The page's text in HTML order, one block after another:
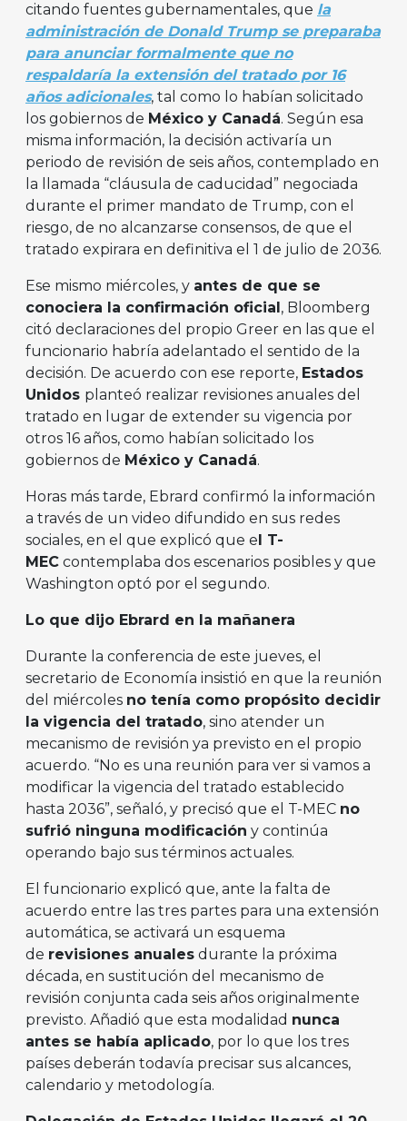
citando fuentes gubernamentales, que la
administración de Donald Trump se preparaba
para anunciar formalmente que no
respaldaría la extensión del tratado por 16
años adicionales, tal como lo habían solicitado
los gobiernos de México y Canadá. Según esa
misma información, la decisión activaría un
periodo de revisión de seis años, contemplado en
la llamada “cláusula de caducidad” negociada
durante el primer mandato de Trump, con el
riesgo, de no alcanzarse consensos, de que el
tratado expirara en definitiva el 1 de julio de 2036.
Ese mismo miércoles, y antes de que se
conociera la confirmación oficial , Bloomberg
citó declaraciones del propio Greer en las que el
funcionario habría adelantado el sentido de la
decisión. De acuerdo con ese reporte, Estados
Unidos planteó realizar revisiones anuales del
tratado en lugar de extender su vigencia por
otros 16 años, como habían solicitado los
gobiernos de México y Canadá.
Horas más tarde, Ebrard confirmó la información
a través de un video difundido en sus redes
sociales, en el que explicó que e l T-
MEC contemplaba dos escenarios posibles y que
Washington optó por el segundo.
Lo que dijo Ebrard en la mañanera
Durante la conferencia de este jueves, el
secretario de Economía insistió en que la reunión
del miércoles no tenía como propósito decidir
la vigencia del tratado, sino atender un
mecanismo de revisión ya previsto en el propio
acuerdo. “No es una reunión para ver si vamos a
modificar la vigencia del tratado establecido
hasta 2036”, señaló, y precisó que el T-MEC no
sufrió ninguna modificación y continúa
operando bajo sus términos actuales.
El funcionario explicó que, ante la falta de
acuerdo entre las tres partes para una extensión
automática, se activará un esquema
de revisiones anuales durante la próxima
década, en sustitución del mecanismo de
revisión conjunta cada seis años originalmente
previsto. Añadió que esta modalidad nunca
antes se había aplicado, por lo que los tres
países deberán todavía precisar sus alcances,
calendario y metodología.